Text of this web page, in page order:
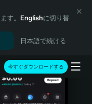
す。 Englishに切り替
日本語で続ける
今すぐダウンロードする